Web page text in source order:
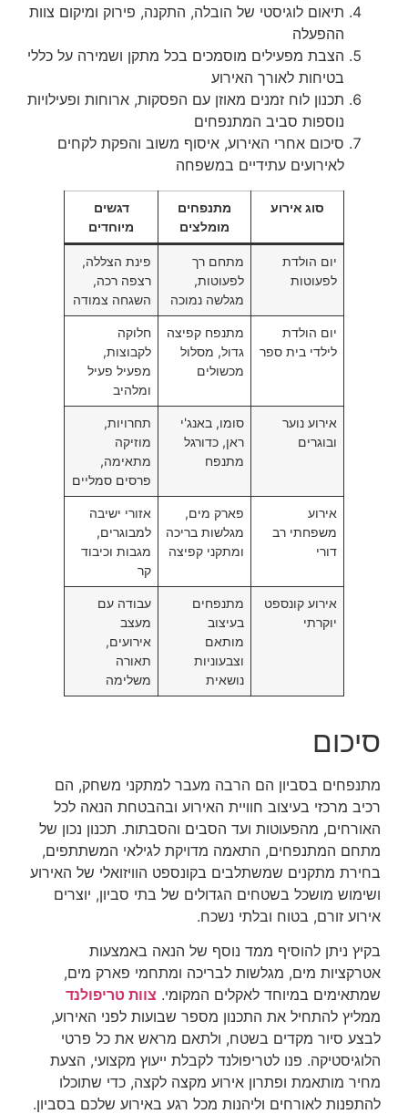
תיאום לוגיסטי של הובלה, התקנה, פירוק ומיקום צוות
ההפעלה
הצבת מפעילים מוסמכים בכל מתקן ושמירה על כללי
בטיחות לאורך האירוע
תכנון לוח זמנים מאוזן עם הפסקות, ארוחות ופעילויות
נוספות סביב המתנפחים
סיכום אחרי האירוע, איסוף משוב והפקת לקחים
לאירועים עתידיים במשפחה
סוג אירוע
מתנפחים
מומלצים
דגשים
מיוחדים
יום הולדת
לפעוטות
מתחם רך
לפעוטות,
מגלשה נמוכה
פינת הצללה,
רצפה רכה,
השגחה צמודה
יום הולדת
לילדי בית ספר
מתנפח קפיצה
גדול, מסלול
מכשולים
חלוקה
לקבוצות,
מפעיל פעיל
ומלהיב
אירוע נוער
ובוגרים
סומו, באנג'י
ראן, כדורגל
מתנפח
תחרויות,
מוזיקה
מתאימה,
פרסים סמליים
אירוע
משפחתי רב
דורי
פארק מים,
מגלשות בריכה
ומתקני קפיצה
אזורי ישיבה
למבוגרים,
מגבות וכיבוד
קר
אירוע קונספט
יוקרתי
מתנפחים
בעיצוב
מותאם
וצבעוניות
נושאית
עבודה עם
מעצב
אירועים,
תאורה
משלימה
סיכום
מתנפחים בסביון הם הרבה מעבר למתקני משחק, הם
רכיב מרכזי בעיצוב חוויית האירוע ובהבטחת הנאה לכל
האורחים, מהפעוטות ועד הסבים והסבתות. תכנון נכון של
מתחם המתנפחים, התאמה מדויקת לגילאי המשתתפים,
בחירת מתקנים שמשתלבים בקונספט הוויזואלי של האירוע
ושימוש מושכל בשטחים הגדולים של בתי סביון, יוצרים
אירוע זורם, בטוח ובלתי נשכח.
בקיץ ניתן להוסיף ממד נוסף של הנאה באמצעות
אטרקציות מים, מגלשות לבריכה ומתחמי פארק מים,
שמתאימים במיוחד לאקלים המקומי. צוות טריפולנד
ממליץ להתחיל את התכנון מספר שבועות לפני האירוע,
לבצע סיור מקדים בשטח, ולתאם מראש את כל פרטי
הלוגיסטיקה. פנו לטריפולנד לקבלת ייעוץ מקצועי, הצעת
מחיר מותאמת ופתרון אירוע מקצה לקצה, כדי שתוכלו
להתפנות לאורחים וליהנות מכל רגע באירוע שלכם בסביון.